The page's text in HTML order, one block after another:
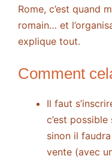
Rome, c’est quand
romain… et
explique tout.
Comment
Il faut
c’est
sinon il
vente (avec